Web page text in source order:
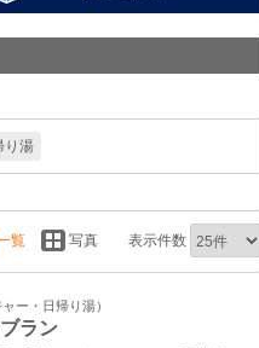
り湯
覧 写真 表示件数
ー・日帰り湯）
ラン